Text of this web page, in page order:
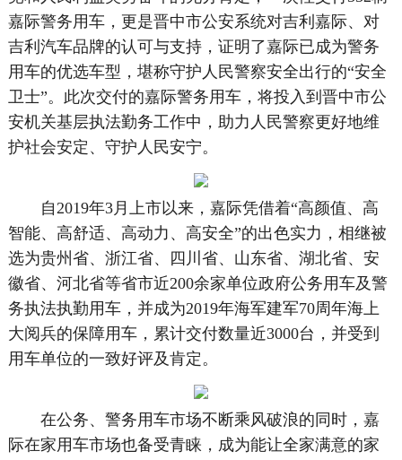
嘉际警务用车，更是晋中市公安系统对吉利嘉际、对
吉利汽车品牌的认可与支持，证明了嘉际已成为警务
用车的优选车型，堪称守护人民警察安全出行的“安全
卫士”。此次交付的嘉际警务用车，将投入到晋中市公
安机关基层执法勤务工作中，助力人民警察更好地维
护社会安定、守护人民安宁。
自2019年3月上市以来，嘉际凭借着“高颜值、高
智能、高舒适、高动力、高安全”的出色实力，相继被
选为贵州省、浙江省、四川省、山东省、湖北省、安
徽省、河北省等省市近200余家单位政府公务用车及警
务执法执勤用车，并成为2019年海军建军70周年海上
大阅兵的保障用车，累计交付数量近3000台，并受到
用车单位的一致好评及肯定。
在公务、警务用车市场不断乘风破浪的同时，嘉
际在家用车市场也备受青睐，成为能让全家满意的家